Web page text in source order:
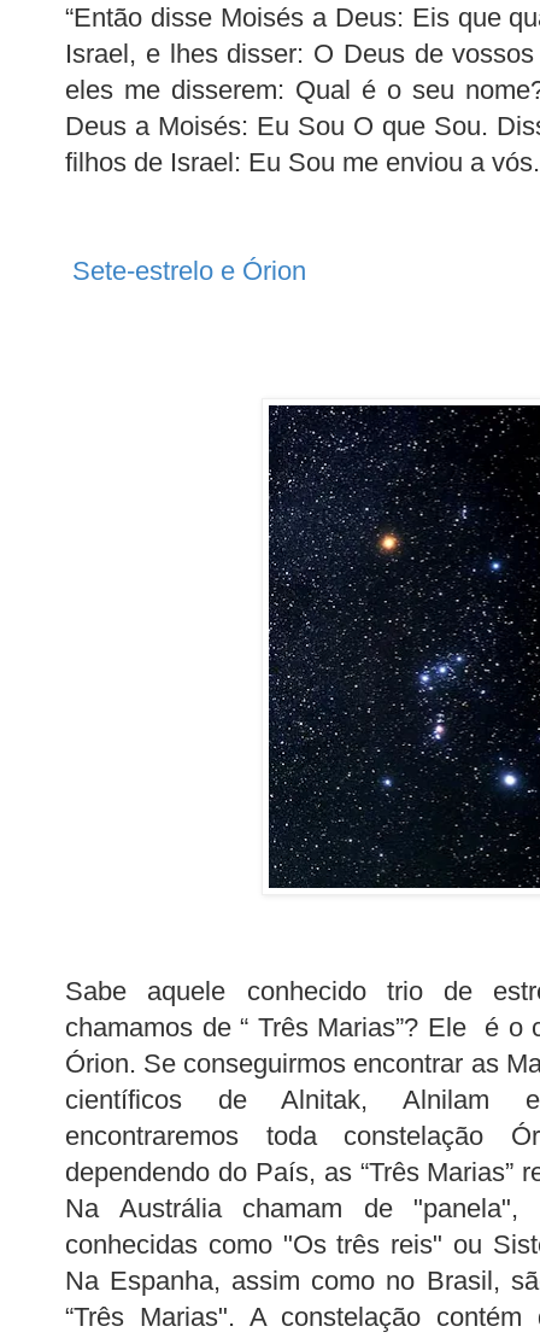
“Então disse Moisés a Deus: Eis que
Israel, e lhes disser: O Deus de
eles me disserem: Qual é o seu
Deus a Moisés: Eu Sou O que Sou.
filhos de Israel: Eu Sou me enviou a
Sete-estrelo e Órion
Sabe aquele conhecido trio de
chamamos de “ Três Marias”? Ele é o
Órion. Se conseguirmos encontrar as
científicos de Alnitak, Alnilam
encontraremos toda constelação
dependendo do País, as “Três Marias”
Na Austrália chamam de
conhecidas como "Os três reis" ou
Na Espanha, assim como no Brasil,
“Três Marias". A constelação